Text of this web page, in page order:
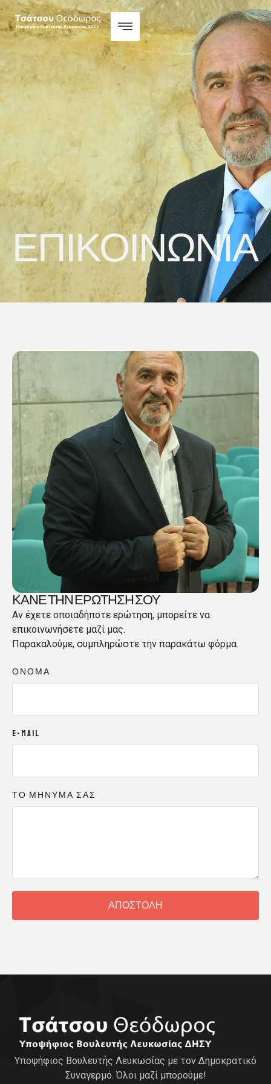
ΕΠΙΚΟΙΝΩΝΙΑ
ΚΑΝΕ ΤΗΝ ΕΡΩΤΗΣΗ ΣΟΥ
Αν έχετε οποιαδήποτε ερώτηση, μπορείτε να
επικοινωνήσετε μαζί μας.
Παρακαλούμε, συμπληρώστε την παρακάτω φόρμα.
ΟΝΟΜΑ
E-MAIL
ΤΟ ΜΗΝΥΜΑ ΣΑΣ
ΑΠΟΣΤΟΛΗ
Υποψήφιος Βουλευτής Λευκωσίας με τον Δημοκρατικό
Συναγερμό. Όλοι μαζί μπορούμε!